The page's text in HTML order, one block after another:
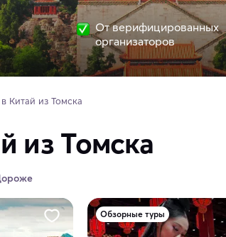
От верифицированных
организаторов
Китай из Томска
из Томска
Обзорные туры